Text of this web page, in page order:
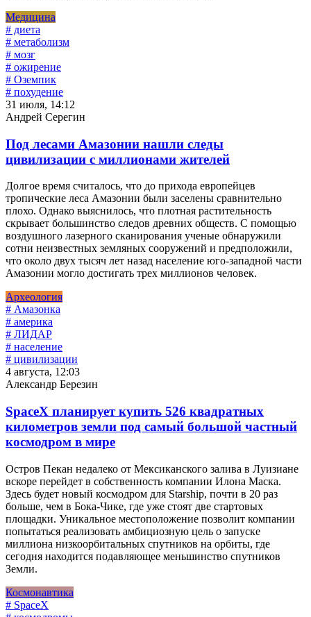
Медицина
# диета
# метаболизм
# мозг
# ожирение
# Оземпик
# похудение
31 июля, 14:12
Андрей Серегин
Под лесами Амазонии нашли следы
цивилизации с миллионами жителей
Долгое время считалось, что до прихода европейцев
тропические леса Амазонии были заселены сравнительно
плохо. Однако выяснилось, что плотная растительность
скрывает большинство следов древних обществ. С помощью
воздушного лазерного сканирования ученые обнаружили
сотни неизвестных земляных сооружений и предположили,
что около двух тысяч лет назад население юго-западной части
Амазонии могло достигать трех миллионов человек.
Археология
# Амазонка
# америка
# ЛИДАР
# население
# цивилизации
4 августа, 12:03
Александр Березин
SpaceX планирует купить 526 квадратных
километров земли под самый большой частный
космодром в мире
Остров Пекан недалеко от Мексиканского залива в Луизиане
вскоре перейдет в собственность компании Илона Маска.
Здесь будет новый космодром для Starship, почти в 20 раз
больше, чем в Бока-Чике, где уже стоят две стартовых
площадки. Уникальное местоположение позволит компании
попытаться реализовать амбициозную цель о запуске
миллиона низкоорбитальных спутников на орбиты, где
сегодня находится подавляющее меньшинство спутников
Земли.
Космонавтика
# SpaceX